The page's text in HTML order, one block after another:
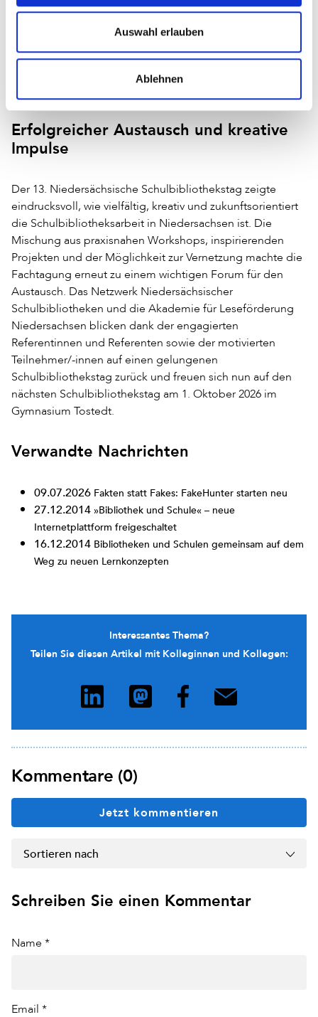
Auswahl erlauben
Ablehnen
Verlage, Bibliotheksinitiativen und weitere Einrichtungen
präsentierten ihre Angebote, sodass die Teilnehmer/-
innen Inspirationen und Kontakte für ihre eigene Arbeit
Erfolgreicher Austausch und kreative
Impulse
Der 13. Niedersächsische Schulbibliothekstag zeigte
eindrucksvoll, wie vielfältig, kreativ und zukunftsorientiert
die Schulbibliotheksarbeit in Niedersachsen ist. Die
Mischung aus praxisnahen Workshops, inspirierenden
Projekten und der Möglichkeit zur Vernetzung machte die
Fachtagung erneut zu einem wichtigen Forum für den
Austausch. Das Netzwerk Niedersächsischer
Schulbibliotheken und die Akademie für Leseförderung
Niedersachsen blicken dank der engagierten
Referentinnen und Referenten sowie der motivierten
Teilnehmer/-innen auf einen gelungenen
Schulbibliothekstag zurück und freuen sich nun auf den
nächsten Schulbibliothekstag am 1. Oktober 2026 im
Gymnasium Tostedt.
Verwandte Nachrichten
09.07.2026 Fakten statt Fakes: FakeHunter starten neu
27.12.2014»Bibliothek und Schule« – neue
Internetplattform freigeschaltet
16.12.2014 Bibliotheken und Schulen gemeinsam auf dem
Weg zu neuen Lernkonzepten
Interessantes Thema?
Teilen Sie diesen Artikel mit Kolleginnen und Kollegen:
Kommentare (0)
Jetzt kommentieren
Sortieren nach
Schreiben Sie einen Kommentar
Name *
Email *